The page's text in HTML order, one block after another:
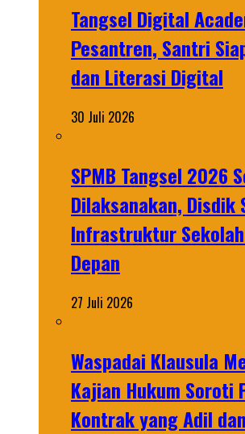
Tangsel Digital
Pesantren, Santri
dan Literasi Digital
30 Juli 2026
SPMB Tangsel 2026
Dilaksanakan, Disdik
Infrastruktur
Depan
27 Juli 2026
Waspadai Klausula
Kajian Hukum Soroti
Kontrak yang Adil